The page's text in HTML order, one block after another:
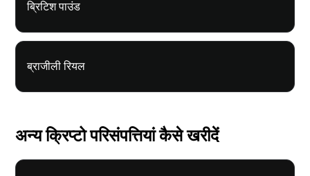
ब्रिटिश पाउंड
ब्राजीली रियल
अन्य क्रिप्टो परिसंपत्तियां कैसे खरीदें